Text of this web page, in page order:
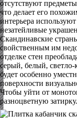
отсутствуют
что делает его
интерьера
незатейливые
Скандинавские
свойственным им
отделке стен
серый, белый,
будет особенно
поверхности
Чтобы уйти от
разноцветную затирку.